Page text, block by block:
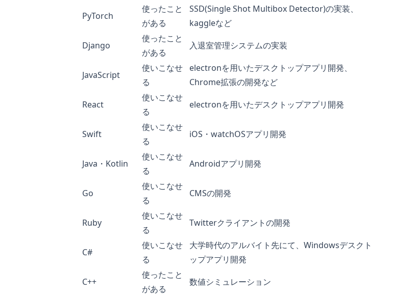
PyTorch
使ったこと
がある
SSD(Single Shot Multibox Detector)の実装、
kaggleなど
Django
使ったこと
がある
入退室管理システムの実装
JavaScript
使いこなせ
る
electronを用いたデスクトップアプリ開発、
Chrome拡張の開発など
React
使いこなせ
る
electronを用いたデスクトップアプリ開発
Swift
使いこなせ
る
iOS・watchOSアプリ開発
Java・Kotlin
使いこなせ
る
Androidアプリ開発
Go
使いこなせ
る
CMSの開発
Ruby
使いこなせ
る
Twitterクライアントの開発
C#
使いこなせ
る
大学時代のアルバイト先にて、Windowsデスクト
ップアプリ開発
C++
使ったこと
がある
数値シミュレーション